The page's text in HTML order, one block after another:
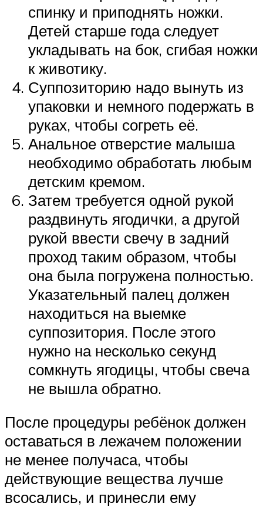
спинку и приподнять ножки.
Детей старше года следует
укладывать на бок, сгибая ножки
к животику.
Суппозиторию надо вынуть из
упаковки и немного подержать в
руках, чтобы согреть её.
Анальное отверстие малыша
необходимо обработать любым
детским кремом.
Затем требуется одной рукой
раздвинуть ягодички, а другой
рукой ввести свечу в задний
проход таким образом, чтобы
она была погружена полностью.
Указательный палец должен
находиться на выемке
суппозитория. После этого
нужно на несколько секунд
сомкнуть ягодицы, чтобы свеча
не вышла обратно.
После процедуры ребёнок должен
оставаться в лежачем положении
не менее получаса, чтобы
действующие вещества лучше
всосались, и принесли ему